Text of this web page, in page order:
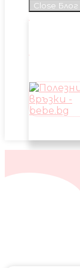
Close Блог